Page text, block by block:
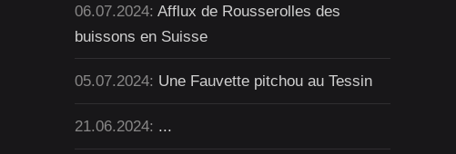
06.07.2024:Afflux de Rousserolles des
buissons en Suisse
05.07.2024: Une Fauvette pitchou au Tessin
21.06.2024: ...